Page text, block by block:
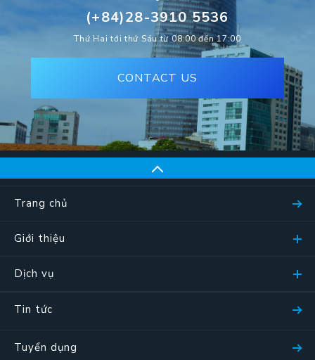
(+84)28-3910 5536
Thứ Hai tới thứ Sáu từ 08:00 đến 17:00
CONTACT US
Trang chủ
Giới thiệu
Dịch vụ
Tin tức
Tuyển dụng